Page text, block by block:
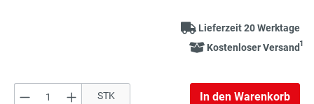
Lieferzeit 20 Werktage
Kostenloser Versand1
Produkt Anzahl: Gib den gewünschten
STK In den Warenkorb